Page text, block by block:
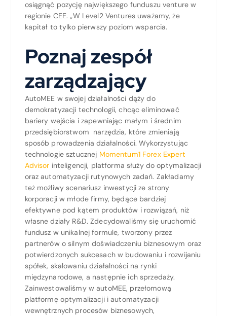
osiągnąć pozycję największego funduszu venture w
regionie CEE. „W Level2 Ventures uważamy, że
kapitał to tylko pierwszy poziom wsparcia.
Poznaj zespół
zarządzający
AutoMEE w swojej działalności dąży do
demokratyzacji technologii, chcąc eliminować
bariery wejścia i zapewniając małym i średnim
przedsiębiorstwom narzędzia, które zmieniają
sposób prowadzenia działalności. Wykorzystując
technologie sztucznej Momentum1 Forex Expert
Advisor inteligencji, platforma służy do optymalizacji
oraz automatyzacji rutynowych zadań. Zakładamy
też możliwy scenariusz inwestycji ze strony
korporacji w młode firmy, będące bardziej
efektywne pod kątem produktów i rozwiązań, niż
własne działy R&D. Zdecydowaliśmy się uruchomić
fundusz w unikalnej formule, tworzony przez
partnerów o silnym doświadczeniu biznesowym oraz
potwierdzonych sukcesach w budowaniu i rozwijaniu
spółek, skalowaniu działalności na rynki
międzynarodowe, a następnie ich sprzedaży.
Zainwestowaliśmy w autoMEE, przełomową
platformę optymalizacji i automatyzacji
wewnętrznych procesów biznesowych,